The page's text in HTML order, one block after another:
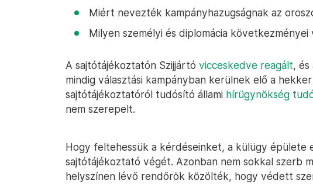
Miért nevezték kampányhazugságnak az
Milyen személyi és diplomácia következményei
A sajtótájékoztatón Szijjártó vicceskedve reagált,
mindig választási kampányban kerülnek elő a
sajtótájékoztatóról tudósító állami hírügynökség
nem szerepelt.
Hogy feltehessük a kérdéseinket, a külügy épülete
sajtótájékoztató végét. Azonban nem sokkal szerb
helyszínen lévő rendőrök közölték, hogy védett